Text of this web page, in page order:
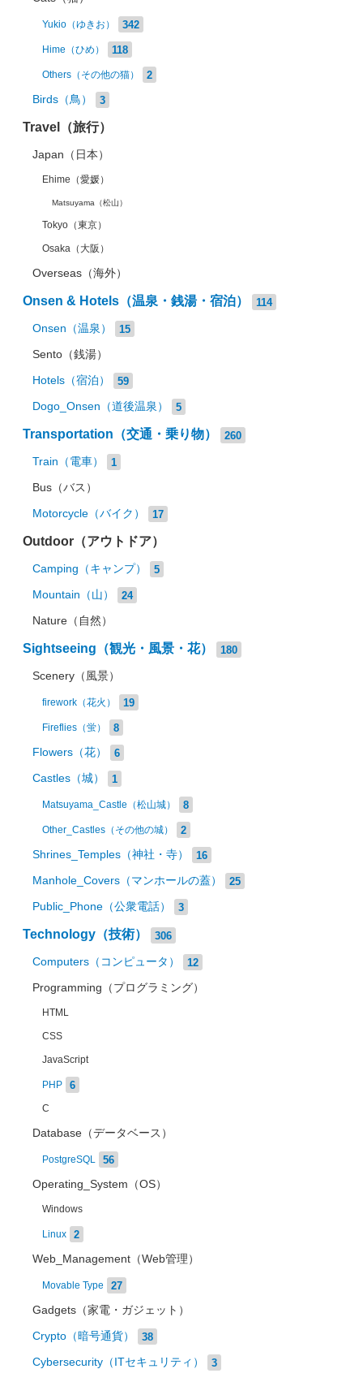
Yukio（ゆきお） 342
Hime（ひめ） 118
Others（その他の猫） 2
Birds（鳥） 3
Travel（旅行）
Japan（日本）
Ehime（愛媛）
Matsuyama（松山）
Tokyo（東京）
Osaka（大阪）
Overseas（海外）
Onsen & Hotels（温泉・銭湯・宿泊） 114
Onsen（温泉） 15
Sento（銭湯）
Hotels（宿泊） 59
Dogo_Onsen（道後温泉） 5
Transportation（交通・乗り物） 260
Train（電車） 1
Bus（バス）
Motorcycle（バイク） 17
Outdoor（アウトドア）
Camping（キャンプ） 5
Mountain（山） 24
Nature（自然）
Sightseeing（観光・風景・花） 180
Scenery（風景）
firework（花火） 19
Fireflies（蛍） 8
Flowers（花） 6
Castles（城） 1
Matsuyama_Castle（松山城） 8
Other_Castles（その他の城） 2
Shrines_Temples（神社・寺） 16
Manhole_Covers（マンホールの蓋） 25
Public_Phone（公衆電話） 3
Technology（技術） 306
Computers（コンピュータ） 12
Programming（プログラミング）
HTML
CSS
JavaScript
PHP 6
C
Database（データベース）
PostgreSQL 56
Operating_System（OS）
Windows
Linux 2
Web_Management（Web管理）
Movable Type 27
Gadgets（家電・ガジェット）
Crypto（暗号通貨） 38
Cybersecurity（ITセキュリティ） 3